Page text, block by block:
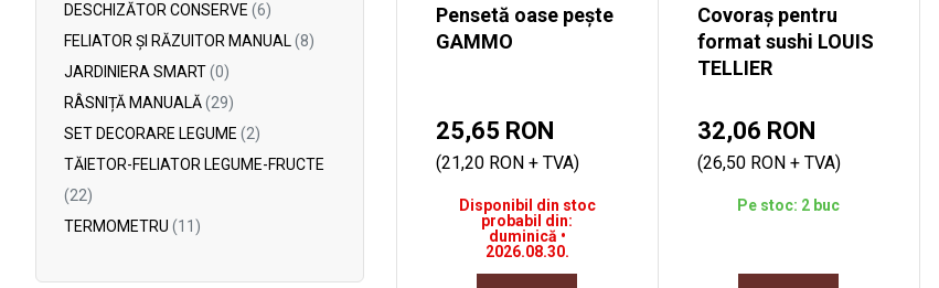
DESCHIZĂTOR CONSERVE (6)
FELIATOR ȘI RĂZUITOR MANUAL (8)
JARDINIERA SMART(0)
RÂSNIȚĂ MANUALĂ(29)
SET DECORARE LEGUME (2)
TĂIETOR-FELIATOR LEGUME-FRUCTE
(22)
TERMOMETRU (11)
Pensetă oase pește
GAMMO
25,65 RON
(21,20 RON + TVA)
Disponibil din stoc
probabil din:
duminică •
2026.08.30.
Covoraș pentru
format sushi LOUIS
TELLIER
32,06 RON
(26,50 RON + TVA)
Pe stoc: 2 buc